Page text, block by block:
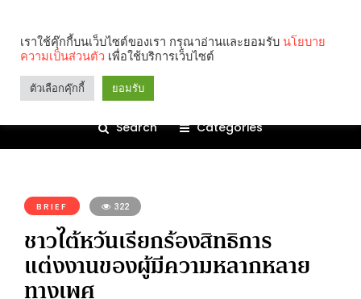
Search Categories
BRIEF 322
ชาวไต้หวันเรียกร้องสิทธิการ
แต่งงานของผู้มีความหลากหลาย
ทางเพศ
เราใช้คุ๊กกี้บนเว็บไซต์ของเรา กรุณาอ่านและยอมรับ นโยบาย
ความเป็นส่วนตัว เพื่อใช้บริการเว็บไซต์
ตัวเลือกคุ๊กกี้ ยอมรับ